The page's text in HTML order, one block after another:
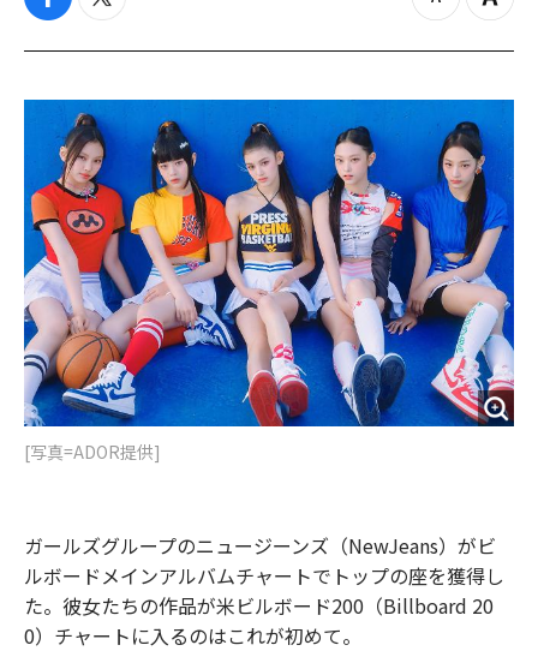
f
c
b
t
i
t
e
r
z
o
o
u
t
Z
o
i
[写真=ADOR提供]
ガールズグループのニュージーンズ（NewJeans）がビ
ルボードメインアルバムチャートでトップの座を獲得し
た。彼女たちの作品が米ビルボード200（Billboard 20
0）チャートに入るのはこれが初めて。